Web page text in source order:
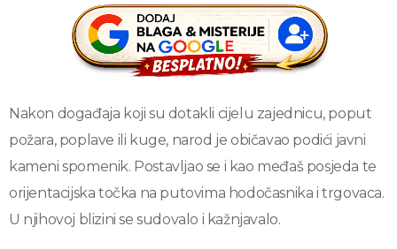
Nakon događaja koji su dotakli cijelu zajednicu, poput
požara, poplave ili kuge, narod je običavao podići javni
kameni spomenik. Postavljao se i kao međaš posjeda te
orijentacijska točka na putovima hodočasnika i trgovaca.
U njihovoj blizini se sudovalo i kažnjavalo.